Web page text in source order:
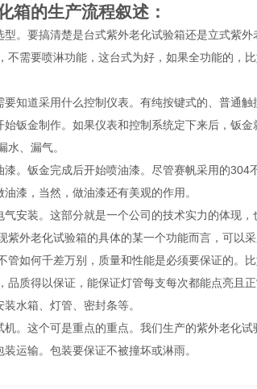
箱的生产流程叙述：
。要搞清楚是台式紫外老化试验箱还是立式紫
不需要喷淋功能，这台式为好，如果全功能的，
知道采用什么控制仪表。有纯按键式的、普通触
钣金制作。如果仪表和控制系统定下来后，钣
水、漏气。
。钣金完成后开始喷油漆。尽管赛帆采用的304
油漆，当然，做油漆还有美观的作用。
安装。这部分就是一个公司的技术实力的体现
紫外老化试验箱的具体的某一个功能而言，可以
管如何千差万别，质量和性能是必须要保证的。
品质得以保证，能保证灯管每支每次都能点亮且正
水箱、灯管、密封条等。
。这个可是重点的重点。我们生产的紫外老化试
运输。包装要保证不被撞坏或淋雨。